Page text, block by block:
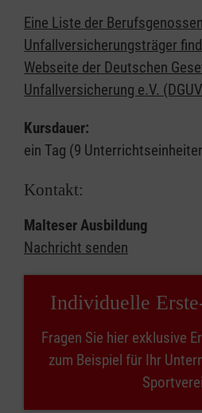
Eine Liste der
Unfallversicherungsträger
Webseite der Deutschen
Unfallversicherung e.V.
Kursdauer:
ein Tag (9
Kontakt:
Malteser Ausbildung
Nachricht senden
Individuelle
Fragen Sie hier exklusive
zum Beispiel für Ihr